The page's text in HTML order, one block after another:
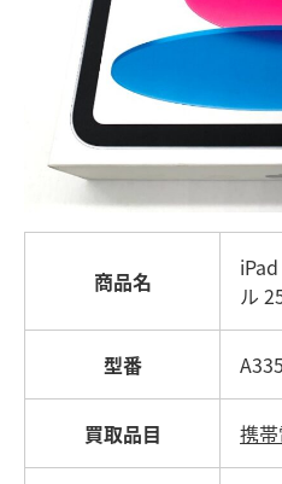
商品名
ル
型番
買取品目 携